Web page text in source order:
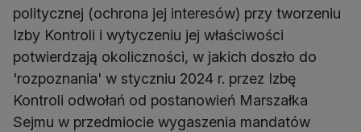
politycznej (ochrona jej interesów) przy tworzeniu
Izby Kontroli i wytyczeniu jej właściwości
potwierdzają okoliczności, w jakich doszło do
'rozpoznania' w styczniu 2024 r. przez Izbę
Kontroli odwołań od postanowień Marszałka
Sejmu w przedmiocie wygaszenia mandatów